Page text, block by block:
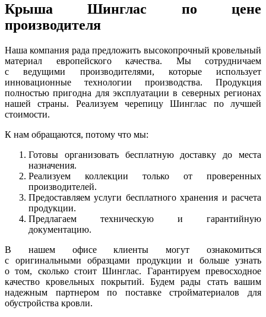
Крыша Шинглас по цене
производителя
Наша компания рада предложить высокопрочный кровельный
материал европейского качества. Мы сотрудничаем
с ведущими производителями, которые использует
инновационные технологии производства. Продукция
полностью пригодна для эксплуатации в северных регионах
нашей страны. Реализуем черепицу Шинглас по лучшей
стоимости.
К нам обращаются, потому что мы:
Готовы организовать бесплатную доставку до места
назначения.
Реализуем коллекции только от проверенных
производителей.
Предоставляем услуги бесплатного хранения и расчета
продукции.
Предлагаем техническую и гарантийную
документацию.
В нашем офисе клиенты могут ознакомиться
с оригинальными образцами продукции и больше узнать
о том, сколько стоит Шинглас. Гарантируем превосходное
качество кровельных покрытий. Будем рады стать вашим
надежным партнером по поставке стройматериалов для
обустройства кровли.